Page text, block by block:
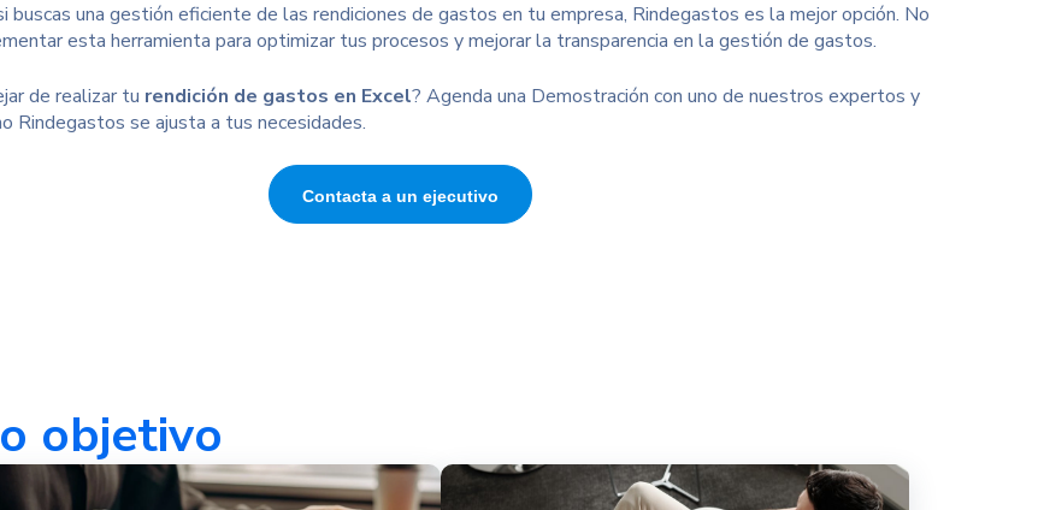
buscas una gestión eficiente de las rendiciones de gastos en tu empresa, Rindegastos es la mejor opción. No
esta herramienta para optimizar tus procesos y mejorar la transparencia en la gestión de gastos.
de realizar tu rendición de gastos en Excel? Agenda una Demostración con uno de nuestros expertos y
Rindegastos se ajusta a tus necesidades.
Contacta a un ejecutivo
objetivo